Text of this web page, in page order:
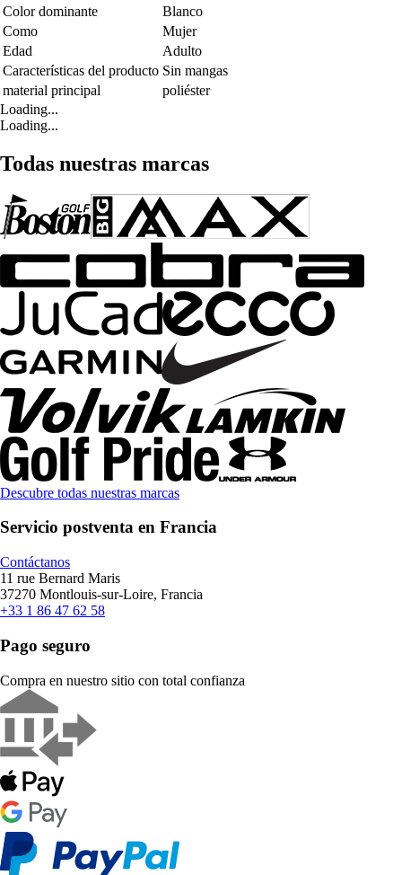
Color dominante
Blanco
Como
Mujer
Edad
Adulto
Características del producto Sin mangas
material principal
poliéster
Loading...
Loading...
Todas nuestras marcas
Descubre todas nuestras marcas
Servicio postventa en Francia
Contáctanos
11 rue Bernard Maris
37270 Montlouis-sur-Loire, Francia
+33 1 86 47 62 58
Pago seguro
Compra en nuestro sitio con total confianza